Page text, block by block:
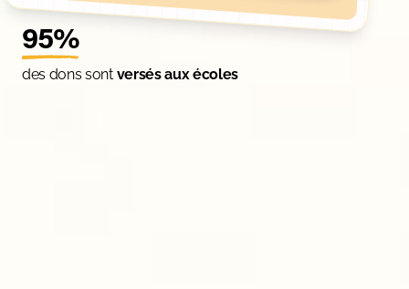
95%
des dons sontversés aux écoles